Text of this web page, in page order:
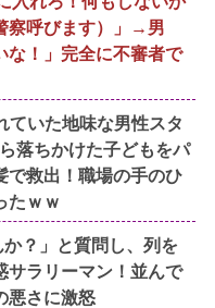
察呼びます）」→男
な！」完全に不審者で
ていた地味な男性スタ
落ちかけた子どもをパ
で救出！職場の手のひ
たｗｗ
？」と質問し、列を
サラリーマン！並んで
悪さに激怒